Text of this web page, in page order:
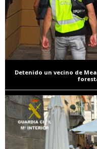
Detenido un vecino de